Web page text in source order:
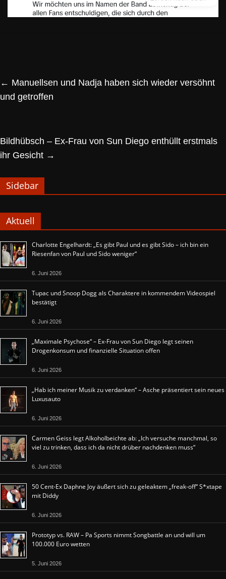
← Manuellsen und Nadja haben sich wieder versöhnt
und getroffen
Bildhübsch – Ex-Frau von Sun Diego enthüllt erstmals
ihr Gesicht →
Sidebar
Aktuell
Charlotte Engelhardt: „Es gibt Paul und es gibt Sido – ich bin ein
Riesenfan von Paul und Sido weniger“
6. Juni 2026
Tupac und Snoop Dogg als Charaktere in kommendem Videospiel
bestätigt
6. Juni 2026
„Maximale Psychose“ – Ex-Frau von Sun Diego legt seinen
Drogenkonsum und finanzielle Situation offen
6. Juni 2026
„Hab ich meiner Musik zu verdanken“ – Asche präsentiert sein neues
Luxusauto
6. Juni 2026
Carmen Geiss legt Alkoholbeichte ab: „Ich versuche manchmal, so
viel zu trinken, dass ich da nicht drüber nachdenken muss“
6. Juni 2026
50 Cent-Ex Daphne Joy äußert sich zu geleaktem „freak-off“ S*xtape
mit Diddy
6. Juni 2026
Prototyp vs. RAW – Pa Sports nimmt Songbattle an und will um
100.000 Euro wetten
5. Juni 2026